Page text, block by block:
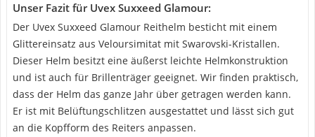
Unser Fazit für Uvex Suxxeed Glamour:
Der Uvex Suxxeed Glamour Reithelm besticht mit einem
Glittereinsatz aus Veloursimitat mit Swarovski-Kristallen.
Dieser Helm besitzt eine äußerst leichte Helmkonstruktion
und ist auch für Brillenträger geeignet. Wir finden praktisch,
dass der Helm das ganze Jahr über getragen werden kann.
Er ist mit Belüftungschlitzen ausgestattet und lässt sich gut
an die Kopfform des Reiters anpassen.